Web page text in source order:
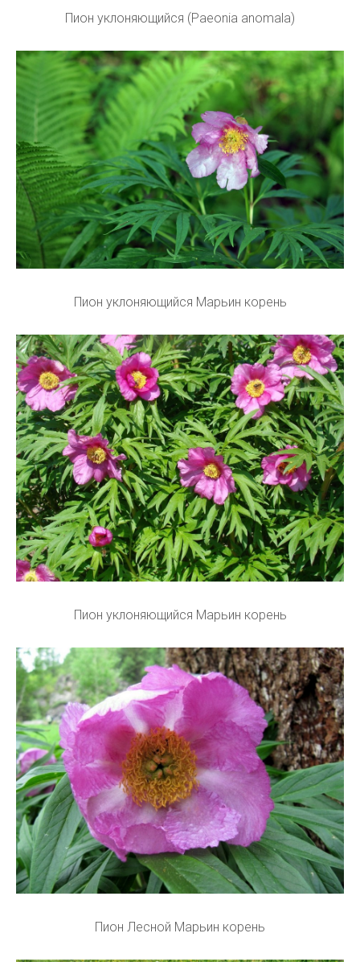
Пион уклоняющийся (Paeonia anomala)
Пион уклоняющийся Марьин корень
Пион уклоняющийся Марьин корень
Пион Лесной Марьин корень